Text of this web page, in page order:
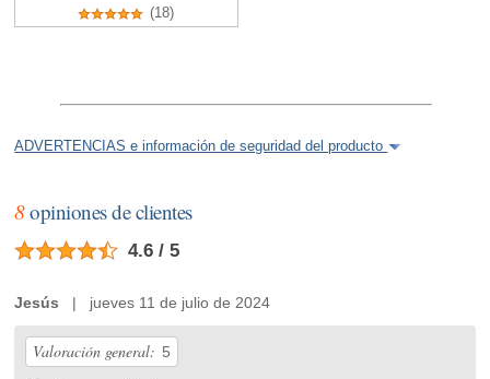
(18)
ADVERTENCIAS e información de seguridad del producto
8opiniones de clientes
4.6 / 5
Jesús | jueves 11 de julio de 2024
Valoración general: 5